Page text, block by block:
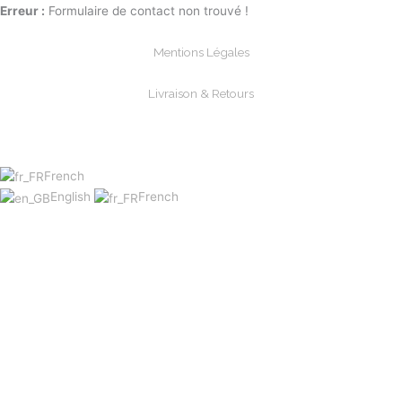
Erreur : Formulaire de contact non trouvé !
Mentions Légales
Livraison & Retours
French
English
French